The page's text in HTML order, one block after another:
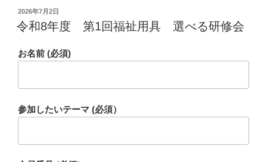
投
稿
日:
2026年7月2日
令和8年度 第1回福祉用具 選べる研修会
お名前 (必須)
参加したいテーマ (必須）